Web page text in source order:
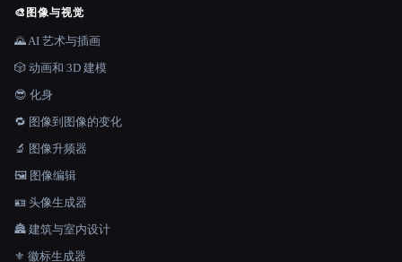
🎨 图像与视觉
🌄 AI 艺术与插画
🎲 动画和 3D 建模
😎 化身
🔁 图像到图像的变化
🔬 图像升频器
🖼️ 图像编辑
🪪 头像生成器
🏯 建筑与室内设计
⚜️ 徽标生成器